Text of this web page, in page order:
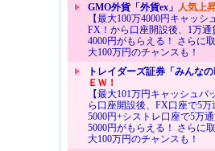
GMO外貨「外貨ex」 人気上
【最大100万4000円キャッシ
FX！から口座開設後、1万通
4000円がもらえる！ さらに
大100万円のチャンスも！
トレイダーズ証券「みんなの
ＥＷ！
【最大101万円キャッシュ
ら口座開設後、FX口座で5
5000円+シストレ口座で5万
5000円がもらえる！ さらに
大100万円のチャンスも！